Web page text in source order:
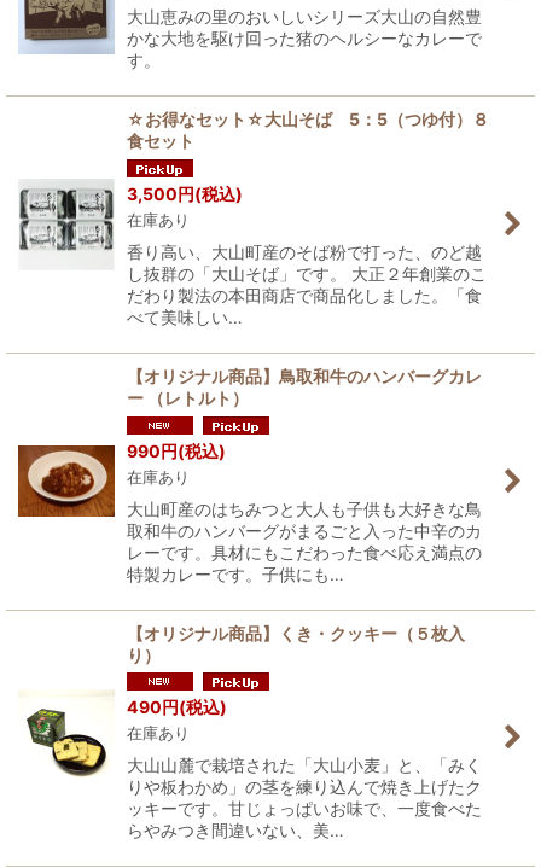
大山恵みの里のおいしいシリーズ大山の自然豊
かな大地を駆け回った猪のヘルシーなカレーで
す。
☆お得なセット☆大山そば 5：5（つゆ付）８
食セット
3,500円(税込)
在庫あり
香り高い、大山町産のそば粉で打った、のど越
し抜群の「大山そば」です。 大正２年創業のこ
だわり製法の本田商店で商品化しました。「食
べて美味しい…
【オリジナル商品】鳥取和牛のハンバーグカレ
ー （レトルト）
990円(税込)
在庫あり
大山町産のはちみつと大人も子供も大好きな鳥
取和牛のハンバーグがまるごと入った中辛のカ
レーです。具材にもこだわった食べ応え満点の
特製カレーです。子供にも…
【オリジナル商品】くき・クッキー（５枚入
り）
490円(税込)
在庫あり
大山山麓で栽培された「大山小麦」と、「みく
りや板わかめ」の茎を練り込んで焼き上げたク
ッキーです。甘じょっぱいお味で、一度食べた
らやみつき間違いない、美…